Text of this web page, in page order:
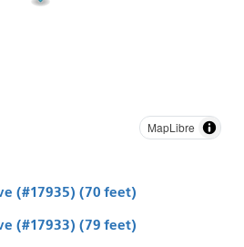
MapLibre
(#17935) (70 feet)
(#17933) (79 feet)